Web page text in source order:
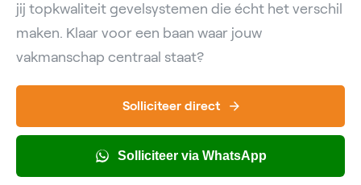
jij topkwaliteit gevelsystemen die écht het verschil
maken. Klaar voor een baan waar jouw
vakmanschap centraal staat?
Solliciteer direct
Solliciteer via WhatsApp